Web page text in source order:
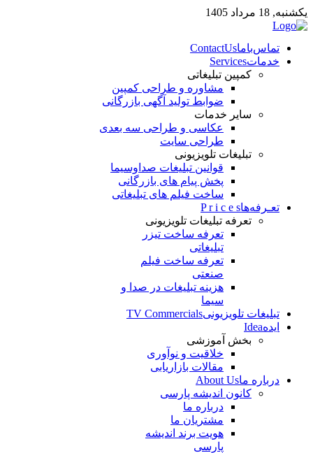
يكشنبه, 18 مرداد 1405
تماس‌با‌ماContactUs
خدماتServices
كمپين تبليغاتی
مشاوره و طراحی كمپين
ضوابط توليد آگهی بازرگانی
ساير خدمات
عكاسی و طراحی سه بعدی
طراحی سايت
تبليغات تلويزيونی
قوانين تبلیغات صداوسيما
پخش پيام های بازرگانی
ساخت فيلم های تبليغاتی
تعـرفه‌هاP r i c e s
تعرفه تبليغات تلويزيونی
تعرفه ساخت تیزر
تبلیغاتی
تعرفه ساخت فيلم
صنعتی
هزینه تبلیغات در صدا و
سیما
تبلیغات تلویزیونیTV Commercials
ایدهIdea
بخش آموزشی
خلاقيت و نوآوری
مقالات بازاریابی
درباره‌ ماAbout Us
کانون اندیشه پارسی
درباره ما
مشتریان ما
هویت برند اندیشه
پارسی